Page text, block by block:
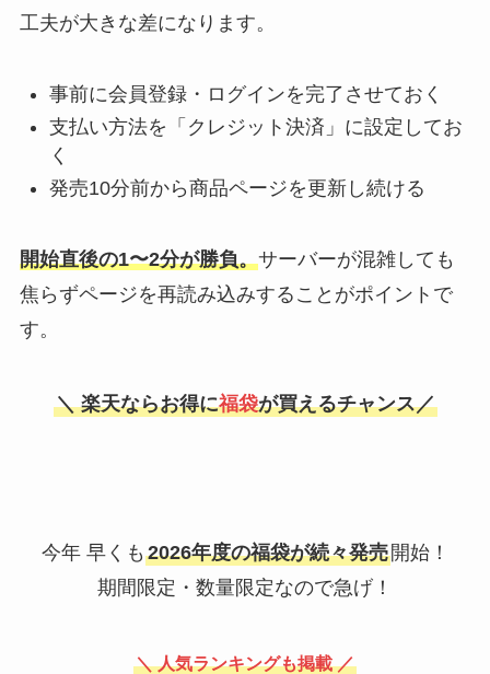
工夫が大きな差になります。
事前に会員登録・ログインを完了させておく
支払い方法を「クレジット決済」に設定してお
く
発売10分前から商品ページを更新し続ける
開始直後の1〜2分が勝負。サーバーが混雑しても
焦らずページを再読み込みすることがポイントで
す。
＼ 楽天ならお得に福袋が買えるチャンス／
今年 早くも 2026年度の福袋が続々発売開始！
期間限定・数量限定なので急げ！
＼ 人気ランキングも掲載 ／